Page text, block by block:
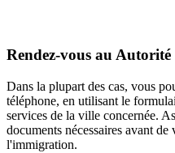
Rendez-vous au Autorité
Dans la plupart des cas, vous
téléphone, en utilisant le
services de la ville concernée.
documents nécessaires avant
l'immigration.